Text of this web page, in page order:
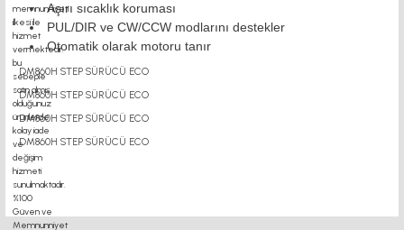
Aşırı sıcaklık koruması
PUL/DIR ve CW/CCW modlarını destekler
Otomatik olarak motoru tanır
DM860H STEP SÜRÜCÜ ECO
DM860H STEP SÜRÜCÜ ECO
DM860H STEP SÜRÜCÜ ECO
DM860H STEP SÜRÜCÜ ECO
motor kaplin fiyatları, sigma profil,